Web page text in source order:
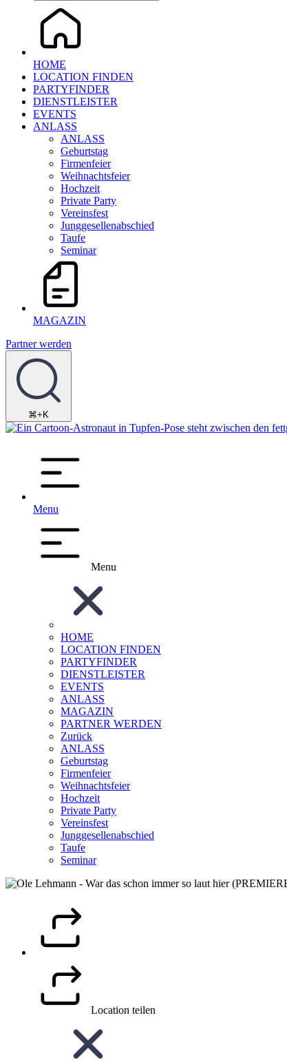
HOME
LOCATION FINDEN
PARTYFINDER
DIENSTLEISTER
EVENTS
ANLASS
ANLASS
Geburtstag
Firmenfeier
Weihnachtsfeier
Hochzeit
Private Party
Vereinsfest
Junggesellenabschied
Taufe
Seminar
MAGAZIN
Partner werden
⌘+K
Menu
Menu
HOME
LOCATION FINDEN
PARTYFINDER
DIENSTLEISTER
EVENTS
ANLASS
MAGAZIN
PARTNER WERDEN
Zurück
ANLASS
Geburtstag
Firmenfeier
Weihnachtsfeier
Hochzeit
Private Party
Vereinsfest
Junggesellenabschied
Taufe
Seminar
Location teilen